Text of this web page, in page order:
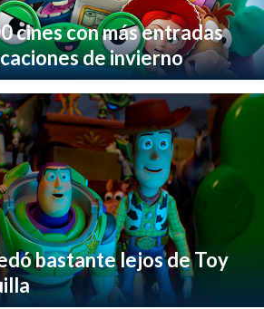
cines con más entradas
de invierno
bastante lejos de Toy